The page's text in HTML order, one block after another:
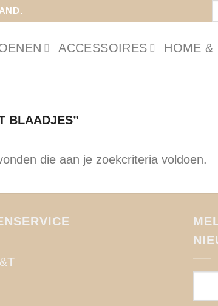
ACCESSOIRES HOME &
BLAADJES”
die aan je zoekcriteria voldoen.